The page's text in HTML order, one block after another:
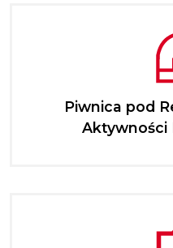
Piwnica pod
Aktywności